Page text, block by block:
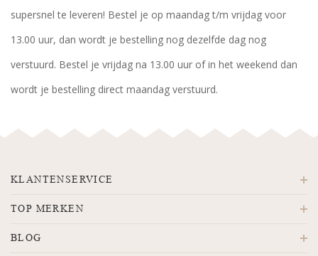
supersnel te leveren! Bestel je op maandag t/m vrijdag voor
13.00 uur, dan wordt je bestelling nog dezelfde dag nog
verstuurd. Bestel je vrijdag na 13.00 uur of in het weekend dan
wordt je bestelling direct maandag verstuurd.
KLANTENSERVICE
TOP MERKEN
BLOG